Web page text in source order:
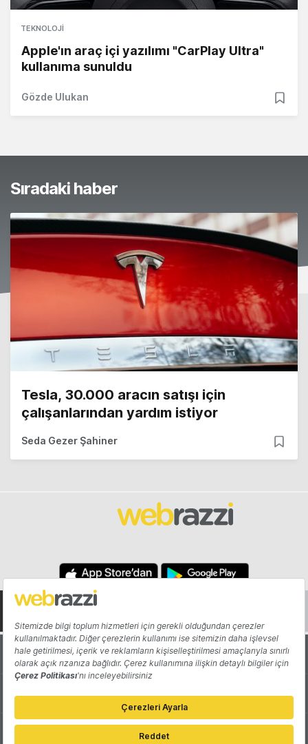
TEKNOLOJI
Apple'ın araç içi yazılımı "CarPlay Ultra"
kullanıma sunuldu
Gözde Ulukan
Sıradaki haber
Tesla, 30.000 aracın satışı için
çalışanlarından yardım istiyor
Seda Gezer Şahiner
Hakkında Yazarlar
Katkıda Bulun Reklam